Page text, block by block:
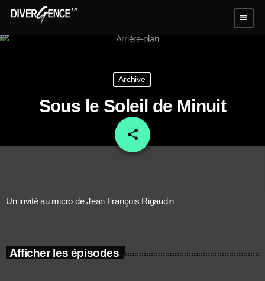
menu
Archive
Sous le Soleil de Minuit
share
email
Un invité au micro de Jean François Rigaudin
Afficher les épisodes